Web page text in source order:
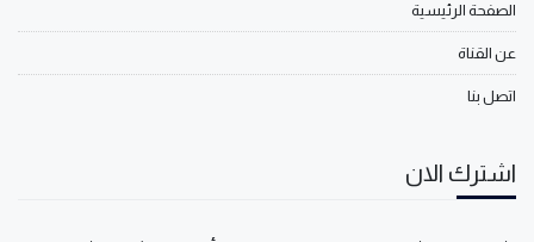
الصفحة الرئيسية
عن القناة
اتصل بنا
اشترك الان